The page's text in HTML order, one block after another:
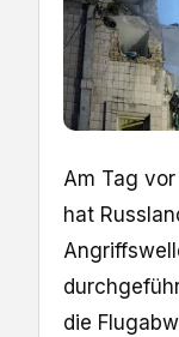
Am Tag
hat
die